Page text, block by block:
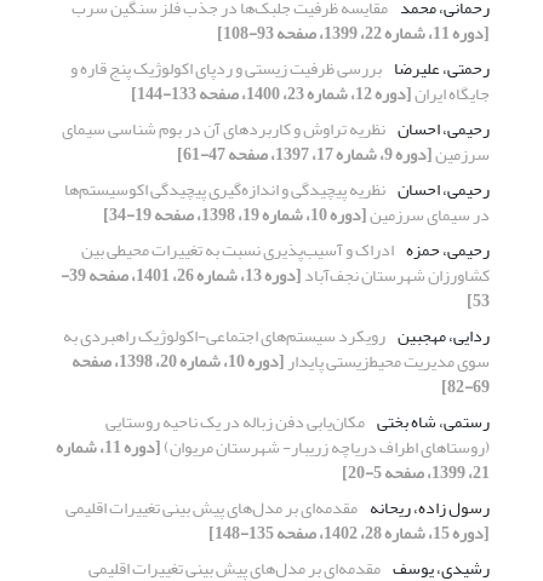
رحمانی، محمد مقایسه ظرفیت جلبک‌ها در جذب فلز سنگین سرب
[دوره 11، شماره 22، 1399، صفحه 93-108]
رحمتی، علیرضا بررسی ظرفیت زیستی و ردپای اکولوژیک پنج قاره و
جایگاه ایران[دوره 12، شماره 23، 1400، صفحه 133-144]
رحیمی، احسان نظریه تراوش و کاربردهای آن در بوم ‌‌شناسی سیمای
سرزمین[دوره 9، شماره 17، 1397، صفحه 47-61]
رحیمی، احسان نظریه پیچیدگی و اندازه‌‌گیری پیچیدگی اکوسیستم‌‌ها
در سیمای سرزمین[دوره 10، شماره 19، 1398، صفحه 19-34]
رحیمی، حمزه ادراک و آسیب‌‌پذیری نسبت به تغییرات محیطی بین
کشاورزان شهرستان نجف‌‌آباد [دوره 13، شماره 26، 1401، صفحه 39-
53]
ردایی، مهجبین رویکرد سیستم‌های اجتماعی-اکولوژیک راهبردی به
سوی مدیریت محیط‌‌زیستی پایدار [دوره 10، شماره 20، 1398، صفحه
69-82]
رستمی، شاه بختی مکان‌یابی دفن زباله در یک ناحیه روستایی
(روستاهای اطراف دریاچه زریبار- شهرستان مریوان) [دوره 11، شماره
21، 1399، صفحه 5-20]
رسول زاده، ریحانه مقدمه‌ای بر مدل‌های پیش بینی تغییرات اقلیمی
[دوره 15، شماره 28، 1402، صفحه 135-148]
رشیدی، یوسف مقدمه‌ای بر مدل‌های پیش بینی تغییرات اقلیمی